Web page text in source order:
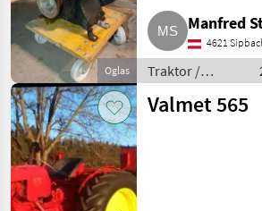
Oglas
Manfred
4621
Traktor /
Standardni
traktor
Valmet 565